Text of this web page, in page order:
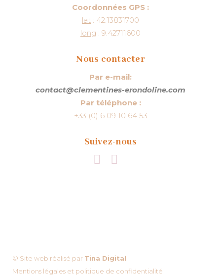
Coordonnées GPS :
lat : 42.13831700
long : 9.42711600
Nous contacter
Par e-mail:
contact@clementines-erondoline.com
Par téléphone :
+33 (0) 6 09 10 64 53
Suivez-nous
© Site web réalisé par Tina Digital
Mentions légales et politique de confidentialité